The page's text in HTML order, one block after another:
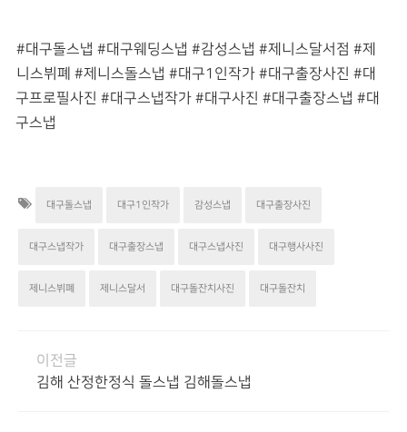
#대구돌스냅 #대구웨딩스냅 #감성스냅 #제니스달서점 #제
니스뷔폐 #제니스돌스냅 #대구1인작가 #대구출장사진 #대
구프로필사진 #대구스냅작가 #대구사진 #대구출장스냅 #대
구스냅
대구돌스냅 대구1인작가 감성스냅 대구출장사진
대구스냅작가 대구출장스냅 대구스냅사진 대구행사사진
제니스뷔폐 제니스달서 대구돌잔치사진 대구돌잔치
이전글
김해 산정한정식 돌스냅 김해돌스냅